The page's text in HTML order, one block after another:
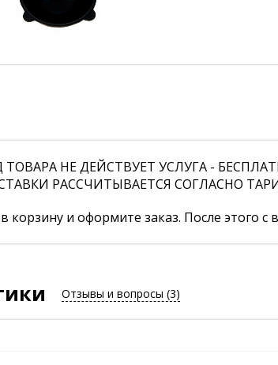
НЕ ДЕЙСТВУЕТ УСЛУГА -
РАССЧИТЫВАЕТСЯ СОГЛАСНО
корзину и оформите заказ. После этого
Отзывы и вопросы (3)